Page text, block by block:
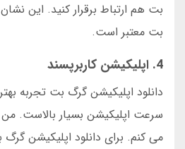
بت هم ارتباط برقرار کنید. این
بت معتبر است.
4. اپلیکیشن کاربرپسند
دانلود اپلیکیشن گرگ بت تجربه
سرعت اپلیکیشن بسیار بالاست. من
می کنم. برای دانلود اپلیکیشن گرگ